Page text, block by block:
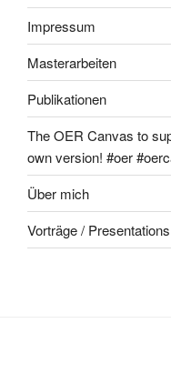
Impressum
Masterarbeiten
Publikationen
The OER Canvas to
own version! #oer
Über mich
Vorträge / Presentations